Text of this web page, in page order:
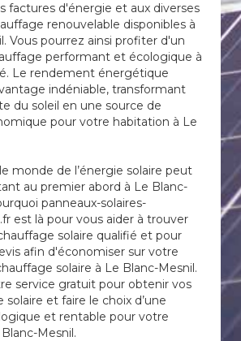
factures d'énergie et aux diverses
renouvelable disponibles à
Vous pourrez ainsi profiter d'un
performant et écologique à
Le rendement énergétique
indéniable, transformant
du soleil en une source de
pour votre habitation à Le
monde de l’énergie solaire peut
au premier abord à Le Blanc-
panneaux-solaires-
est là pour vous aider à trouver
solaire qualifié et pour
afin d'économiser sur votre
solaire à Le Blanc-Mesnil.
service gratuit pour obtenir vos
solaire et faire le choix d’une
et rentable pour votre
Mesnil.